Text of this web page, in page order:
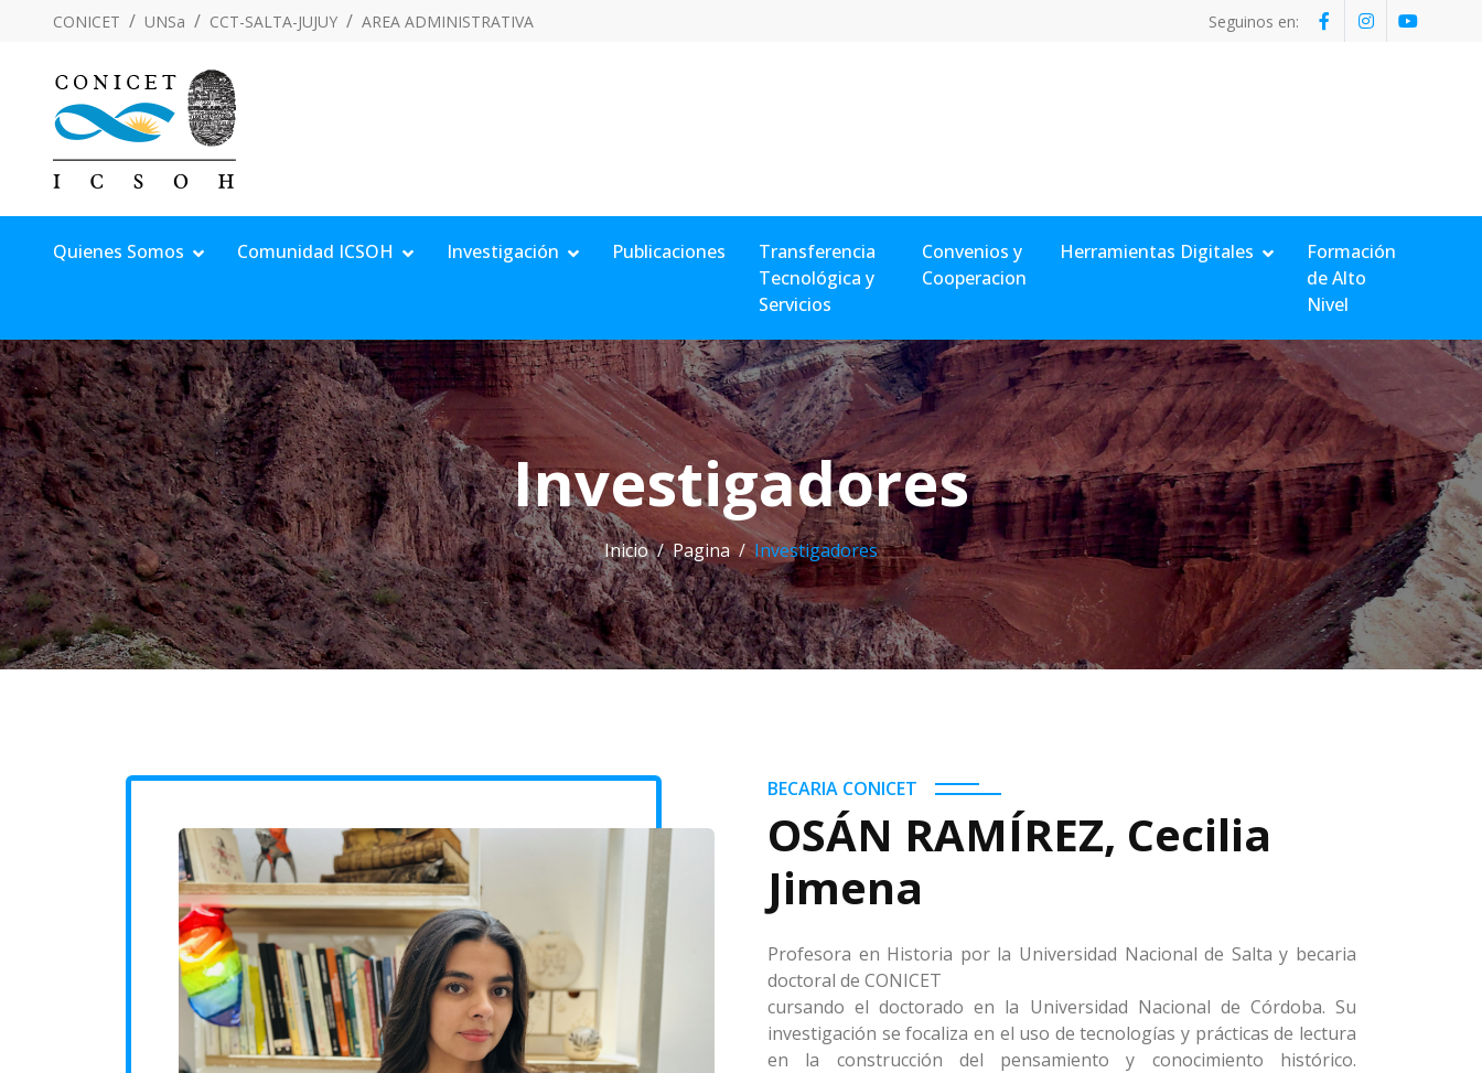
CONICET UNSa CCT-SALTA-JUJUY AREA ADMINISTRATIVA Seguinos en:
Quienes Somos Comunidad ICSOH Investigación Publicaciones
Transferencia
Tecnológica y
Servicios
Convenios y
Cooperacion
Herramientas Digitales
Formación
de Alto
Nivel
Investigadores
Inicio Pagina Investigadores
BECARIA CONICET
OSÁN RAMÍREZ, Cecilia
Jimena
Profesora en Historia por la Universidad Nacional de Salta y becaria
doctoral de CONICET
cursando el doctorado en la Universidad Nacional de Córdoba. Su
investigación se focaliza en el uso de tecnologías y prácticas de lectura
en la construcción del pensamiento y conocimiento histórico.